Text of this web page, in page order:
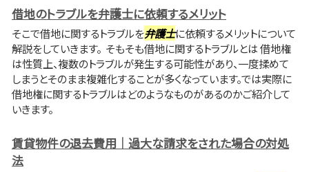
借地のトラブルを弁護士に依頼するメリット
そこで借地に関するトラブルを弁護士に依頼するメリットについて
解説をしていきます。 そもそも借地に関するトラブルとは 借地権
は性質上、複数のトラブルが発生する可能性があり、一度揉めて
しまうとそのまま複雑化することが多くなっています。では実際に
借地権に関するトラブルはどのようなものがあるのかご紹介して
いきます。
賃貸物件の退去費用｜過大な請求をされた場合の対処
法